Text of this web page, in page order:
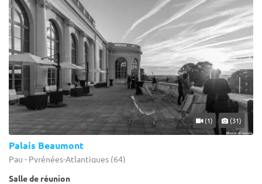
(1) (31)
Palais Beaumont
Pau - Pyrénées-Atlantiques (64)
Salle de réunion